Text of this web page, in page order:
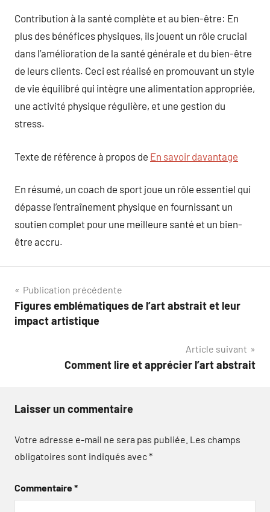
Contribution à la santé complète et au bien-être: En
plus des bénéfices physiques, ils jouent un rôle crucial
dans l’amélioration de la santé générale et du bien-être
de leurs clients. Ceci est réalisé en promouvant un style
de vie équilibré qui intègre une alimentation appropriée,
une activité physique régulière, et une gestion du
stress.
Texte de référence à propos de En savoir davantage
En résumé, un coach de sport joue un rôle essentiel qui
dépasse l’entraînement physique en fournissant un
soutien complet pour une meilleure santé et un bien-
être accru.
Navigation
de
Publication précédente
Figures emblématiques de l’art abstrait et leur
impact artistique
Article suivant
Comment lire et apprécier l’art abstrait
Laisser un commentaire
Votre adresse e-mail ne sera pas publiée. Les champs
obligatoires sont indiqués avec*
Commentaire*